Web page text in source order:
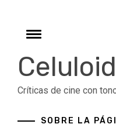
contentToggle
Críticas de cine con
SOBRE LA